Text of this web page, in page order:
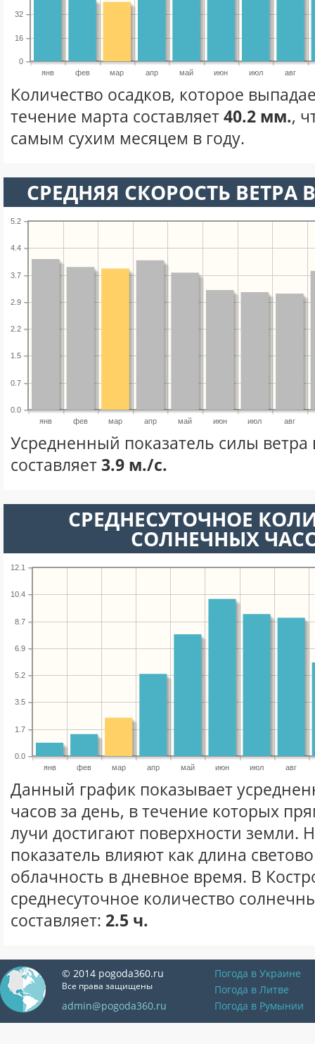
янв фев мар апр май июн июл авг
0
16
32
Количество осадков, которое
течение марта составляет40.2 мм.,
самым сухим месяцем в году.
СРЕДНЯЯ СКОРОСТЬ ВЕТРА
янв фев мар апр май июн июл авг
0.0
0.7
1.5
2.2
2.9
3.7
4.4
5.2
Усредненный показатель силы ветра
составляет3.9 м./с.
СРЕДНЕСУТОЧНОЕ
СОЛНЕЧНЫХ
янв фев мар апр май июн июл авг
0.0
1.7
3.5
5.2
6.9
8.7
10.4
12.1
Данный график показывает
часов за день, в течение которых
лучи достигают поверхности земли.
показатель влияют как длина
облачность в дневное время. В
среднесуточное количество
составляет: 2.5 ч.
© 2014 pogoda360.ru
Все права защищены
admin@pogoda360.ru
Погода в Украине
Погода в Литве
Погода в Румынии